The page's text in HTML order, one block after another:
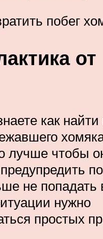
побег
от
как найти
лучше чтобы
не попадать
нужно
простых